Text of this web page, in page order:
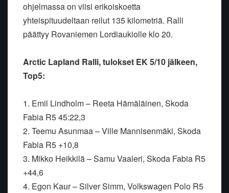
ohjelmassa on viisi erikoiskoetta
yhteispituudeltaan reilut 135 kilometriä. Ralli
päättyy Rovaniemen Lordiaukiolle klo 20.
Arctic Lapland Ralli, tulokset EK 5/10 jälkeen,
Top5:
1. Emil Lindholm – Reeta Hämäläinen, Skoda
Fabia R5 45:22,3
2. Teemu Asunmaa – Ville Mannisenmäki, Skoda
Fabia R5 +10,8
3. Mikko Heikkilä – Samu Vaaleri, Skoda Fabia R5
+44,6
4. Egon Kaur – Silver Simm, Volkswagen Polo R5